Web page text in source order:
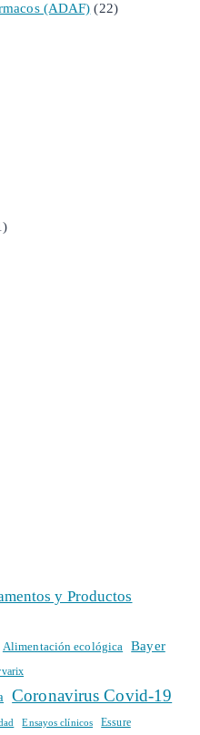
(ADAF) (22)
y Productos
Alimentación ecológica Bayer
Coronavirus Covid-19
Ensayos clínicos Essure